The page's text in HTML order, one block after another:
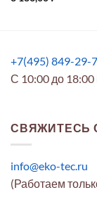
+7(495) 849-29-
С 10:00 до
СВЯЖИТЕСЬ
info@eko-tec.ru
(Работаем